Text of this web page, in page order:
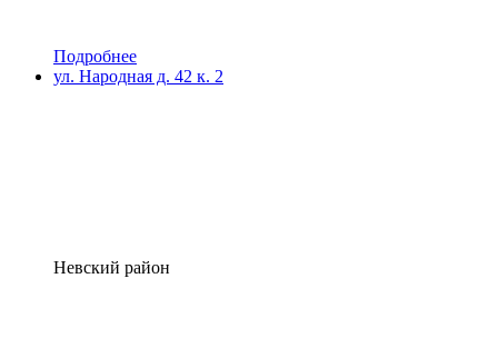
Подробнее
ул. Народная д. 42 к. 2
Невский район